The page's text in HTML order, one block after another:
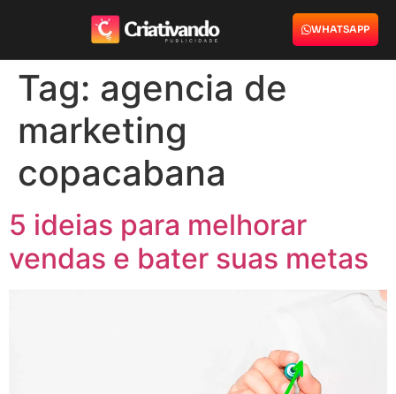
WHATSAPP
Tag: agencia de
marketing
copacabana
5 ideias para melhorar
vendas e bater suas metas